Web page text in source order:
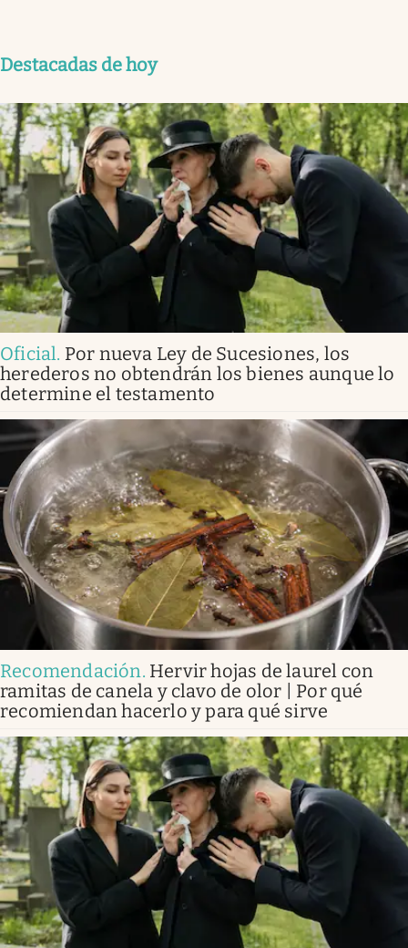
Destacadas de hoy
Oficial. Por nueva Ley de Sucesiones, los
herederos no obtendrán los bienes aunque lo
determine el testamento
Recomendación. Hervir hojas de laurel con
ramitas de canela y clavo de olor | Por qué
recomiendan hacerlo y para qué sirve